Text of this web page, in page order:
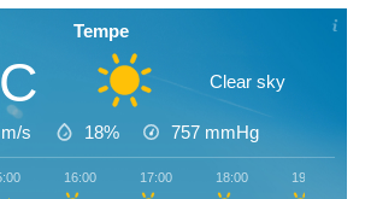
Tempe
Clear sky
s 18% 757 mmHg
16:00 17:00 18:00 19:00